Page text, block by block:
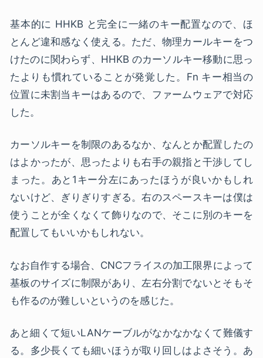
基本的に HHKB と完全に一緒のキー配置なので、ほ
とんど違和感なく使える。ただ、物理カールキーをつ
けたのに関わらず、HHKB のカーソルキー移動に思っ
たよりも慣れていることが発覚した。Fn キー相当の
位置に未割当キーはあるので、ファームウェアで対応
した。
カーソルキーを制限のあるなか、なんとか配置したの
はよかったが、思ったよりも右手の親指と干渉してし
まった。あと1キー分左にあったほうが良いかもしれ
ないけど、ぎりぎりすぎる。右のスペースキーは僕は
使うことが全くなくて飾りなので、そこに別のキーを
配置してもいいかもしれない。
なお自作する場合、CNCフライスの加工限界によって
基板のサイズに制限があり、左右分割でないとそもそ
も作るのが難しいというのを感じた。
あと細くて短いLANケーブルがなかなかなくて難儀す
る。多少長くても細いほうが取り回しはよさそう。あ